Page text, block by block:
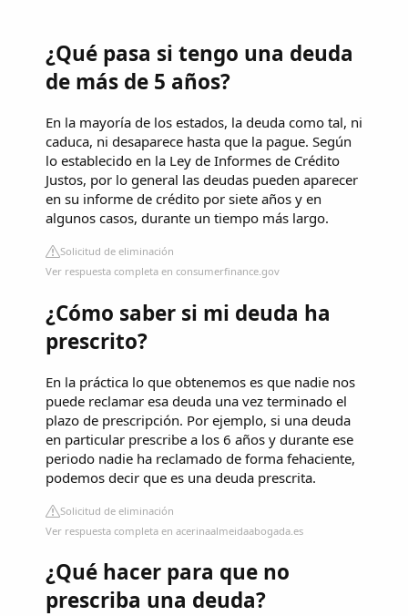
¿Qué pasa si tengo una deuda
de más de 5 años?
En la mayoría de los estados, la deuda como tal, ni
caduca, ni desaparece hasta que la pague. Según
lo establecido en la Ley de Informes de Crédito
Justos, por lo general las deudas pueden aparecer
en su informe de crédito por siete años y en
algunos casos, durante un tiempo más largo.
Solicitud de eliminación
Ver respuesta completa en consumerfinance.gov
¿Cómo saber si mi deuda ha
prescrito?
En la práctica lo que obtenemos es que nadie nos
puede reclamar esa deuda una vez terminado el
plazo de prescripción. Por ejemplo, si una deuda
en particular prescribe a los 6 años y durante ese
periodo nadie ha reclamado de forma fehaciente,
podemos decir que es una deuda prescrita.
Solicitud de eliminación
Ver respuesta completa en acerinaalmeidaabogada.es
¿Qué hacer para que no
prescriba una deuda?